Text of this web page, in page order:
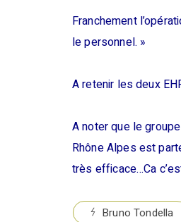
Franchement
le personnel. »
A retenir les deux
A noter que le
Rhône Alpes est
très efficace…Ca
Bruno Tondella